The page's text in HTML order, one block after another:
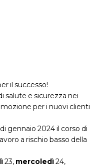
il successo!
salute e sicurezza nei
per i nuovi clienti
gennaio 2024 il corso di
a rischio basso della
23, mercoledì24,